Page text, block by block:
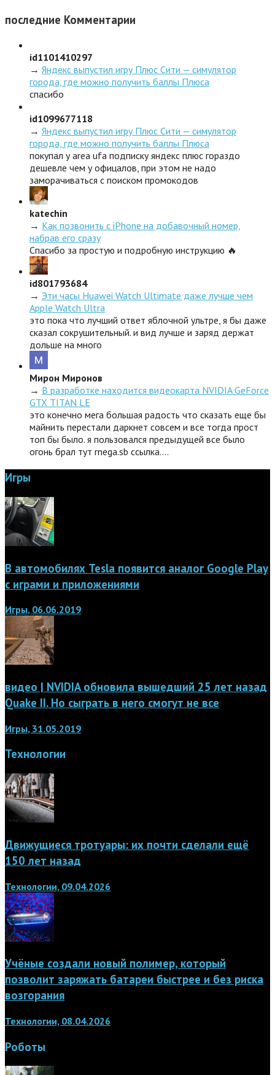
последние Комментарии
id1101410297
→ Яндекс выпустил игру Плюс Сити — симулятор
города, где можно получить баллы Плюса
спасибо
id1099677118
→ Яндекс выпустил игру Плюс Сити — симулятор
города, где можно получить баллы Плюса
покупал у area ufa подписку яндекс плюс гораздо
дешевле чем у офицалов, при этом не надо
заморачиваться с поиском промокодов
katechin
→ Как позвонить с iPhone на добавочный номер,
набрав его сразу
Спасибо за простую и подробную инструкцию 🔥
id801793684
→ Эти часы Huawei Watch Ultimate даже лучше чем
Apple Watch Ultra
это пока что лучший ответ яблочной ультре, я бы даже
сказал сокрушительный. и вид лучше и заряд держат
дольше на много
Мирон Миронов
→ В разработке находится видеокарта NVIDIA GeForce
GTX TITAN LE
это конечно мега большая радость что сказать еще бы
майнить перестали даркнет совсем и все тогда прост
топ бы было. я пользовался предыдущей все было
огонь брал тут rnega.sb ссылка.…
Игры
В автомобилях Tesla появится аналог Google Play
с играми и приложениями
Игры, 06.06.2019
видео | NVIDIA обновила вышедший 25 лет назад
Quake II. Но сыграть в него смогут не все
Игры, 31.05.2019
Технологии
Движущиеся тротуары: их почти сделали ещё
150 лет назад
Технологии, 09.04.2026
Учёные создали новый полимер, который
позволит заряжать батареи быстрее и без риска
возгорания
Технологии, 08.04.2026
Роботы